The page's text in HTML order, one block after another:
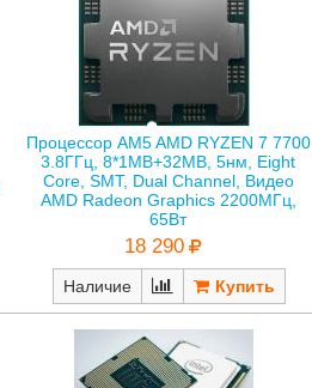
Процессор AM5 AMD RYZEN 7 7700
3.8ГГц, 8*1MB+32MB, 5нм, Eight
Core, SMT, Dual Channel, Видео
AMD Radeon Graphics 2200МГц,
65Вт
18 290
Наличие